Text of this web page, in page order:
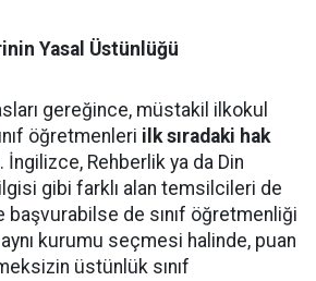
Yasal Üstünlüğü
gereğince, müstakil ilkokul
öğretmenleri ilk sıradaki hak
İngilizce, Rehberlik ya da Din
gibi farklı alan temsilcileri de
de sınıf öğretmenliği
kurumu seçmesi halinde, puan
üstünlük sınıf